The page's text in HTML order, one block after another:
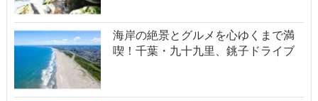
海岸の絶景とグルメを心ゆくまで満
喫！千葉・九十九里、銚子ドライブ